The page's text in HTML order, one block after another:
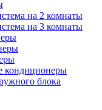
на 2 комнаты
на 3 комнаты
кондиционеры
блока